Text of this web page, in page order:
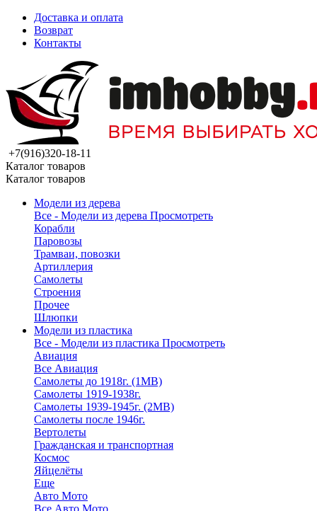
Доставка и оплата
Возврат
Контакты
+7(916)320-18-11
Каталог товаров
Каталог товаров
Модели из дерева
Все - Модели из дерева Просмотреть
Корабли
Паровозы
Трамваи, повозки
Артиллерия
Самолеты
Строения
Прочее
Шлюпки
Модели из пластика
Все - Модели из пластика Просмотреть
Авиация
Все Авиация
Самолеты до 1918г. (1МВ)
Самолеты 1919-1938г.
Самолеты 1939-1945г. (2МВ)
Самолеты после 1946г.
Вертолеты
Гражданская и транспортная
Космос
Яйцелёты
Еще
Авто Мото
Все Авто Мото